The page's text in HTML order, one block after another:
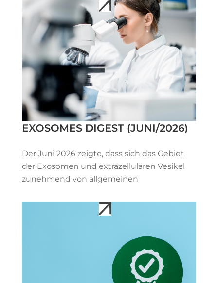
EXOSOMES DIGEST (JUNI/2026)
Der Juni 2026 zeigte, dass sich das Gebiet
der Exosomen und extrazellulären Vesikel
zunehmend von allgemeinen